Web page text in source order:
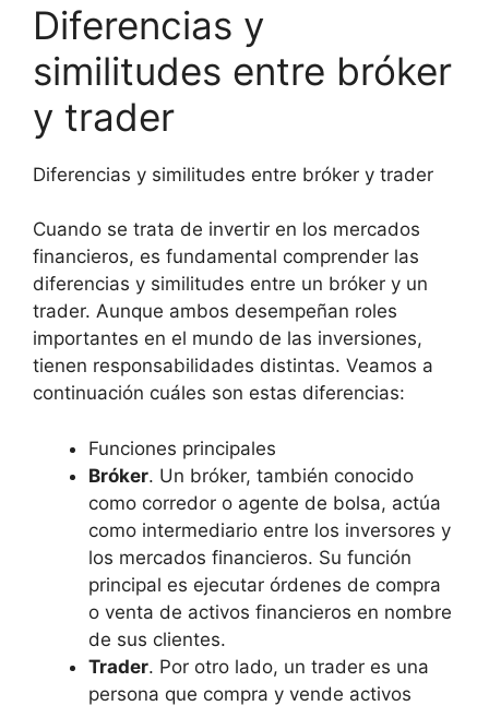
Diferencias y
similitudes entre bróker
y trader
Diferencias y similitudes entre bróker y trader
Cuando se trata de invertir en los mercados
financieros, es fundamental comprender las
diferencias y similitudes entre un bróker y un
trader. Aunque ambos desempeñan roles
importantes en el mundo de las inversiones,
tienen responsabilidades distintas. Veamos a
continuación cuáles son estas diferencias:
Funciones principales
Bróker. Un bróker, también conocido
como corredor o agente de bolsa, actúa
como intermediario entre los inversores y
los mercados financieros. Su función
principal es ejecutar órdenes de compra
o venta de activos financieros en nombre
de sus clientes.
Trader. Por otro lado, un trader es una
persona que compra y vende activos